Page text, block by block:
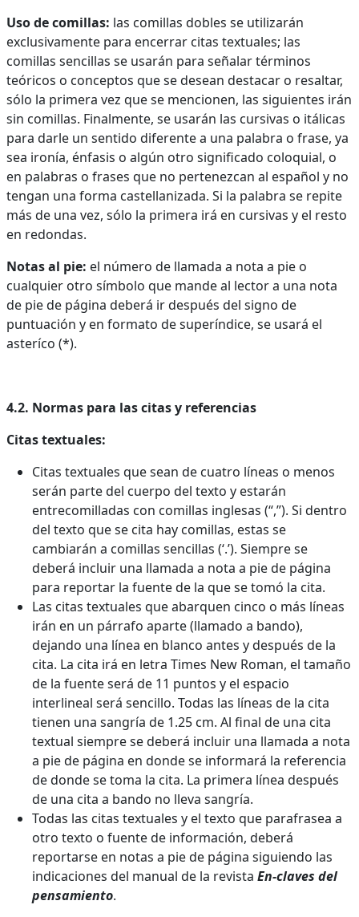
Uso de comillas: las comillas dobles se utilizarán
exclusivamente para encerrar citas textuales; las
comillas sencillas se usarán para señalar términos
teóricos o conceptos que se desean destacar o resaltar,
sólo la primera vez que se mencionen, las siguientes irán
sin comillas. Finalmente, se usarán las cursivas o itálicas
para darle un sentido diferente a una palabra o frase, ya
sea ironía, énfasis o algún otro significado coloquial, o
en palabras o frases que no pertenezcan al español y no
tengan una forma castellanizada. Si la palabra se repite
más de una vez, sólo la primera irá en cursivas y el resto
en redondas.
Notas al pie: el número de llamada a nota a pie o
cualquier otro símbolo que mande al lector a una nota
de pie de página deberá ir después del signo de
puntuación y en formato de superíndice, se usará el
asteríco (*).
4.2. Normas para las citas y referencias
Citas textuales:
Citas textuales que sean de cuatro líneas o menos
serán parte del cuerpo del texto y estarán
entrecomilladas con comillas inglesas (“,”). Si dentro
del texto que se cita hay comillas, estas se
cambiarán a comillas sencillas (‘.’). Siempre se
deberá incluir una llamada a nota a pie de página
para reportar la fuente de la que se tomó la cita.
Las citas textuales que abarquen cinco o más líneas
irán en un párrafo aparte (llamado a bando),
dejando una línea en blanco antes y después de la
cita. La cita irá en letra Times New Roman, el tamaño
de la fuente será de 11 puntos y el espacio
interlineal será sencillo. Todas las líneas de la cita
tienen una sangría de 1.25 cm. Al final de una cita
textual siempre se deberá incluir una llamada a nota
a pie de página en donde se informará la referencia
de donde se toma la cita. La primera línea después
de una cita a bando no lleva sangría.
Todas las citas textuales y el texto que parafrasea a
otro texto o fuente de información, deberá
reportarse en notas a pie de página siguiendo las
indicaciones del manual de la revista En-claves del
pensamiento.